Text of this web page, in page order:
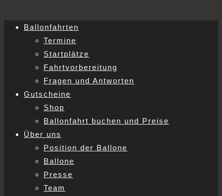
Ballonfahrten
Termine
Startplätze
Fahrtvorbereitung
Fragen und Antworten
Gutscheine
Shop
Ballonfahrt buchen und Preise
Über uns
Position der Ballone
Ballone
Presse
Team